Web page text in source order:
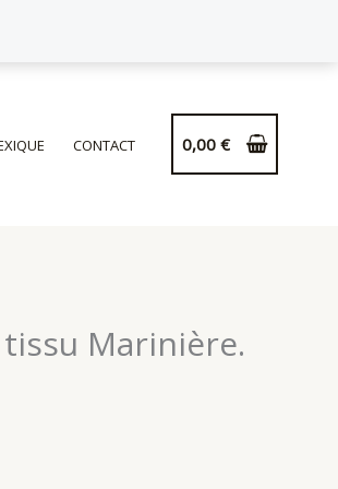
CONTACT 0,00 €
Marinière.
tissu